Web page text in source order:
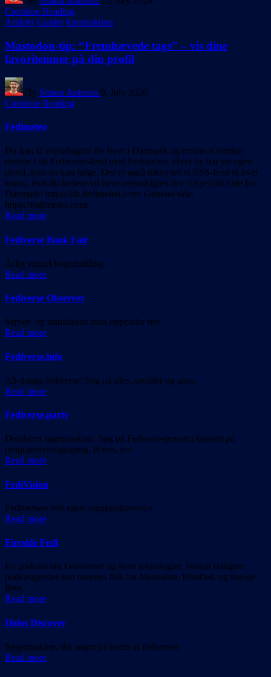
Continue Reading
Posted
Artikler Guider Introduktion
Mastodon-tip: “Fremhævede tags” – vis dine
favoritemner på din profil
Posted
by
By Simon Justesen 9. July 2026
Continue Reading
Fedimeteo
Du kan få vejrudsigten for byer i Danmark og resten af verden
direkte i dit Fediverse-feed med Fedimeteo. Hver by har sin egen
profil, som du kan følge. Der er også tilknyttet et RSS-feed til hver
konto, hvis du hellere vil have vejrudsigten der :) Specifik side for
Danmark: https://dk.fedimeteo.com/ Generel side:
https://fedimeteo.com/
Read more
Fediverse Book Fair
Årlig virtuel bogudstilling
Read more
Fediverse Observer
Server- og statistiksite med oppetider osv.
Read more
Fediverse.info
All-things fediverse: Søg på sites, profiler og apps.
Read more
Fediverse.party
Detaljeret søgemaskine. Søg på Fedivers-tjenester baseret på
programmeringssprog, licens, mv.
Read more
FediVision
Fediversets helt egen sangkonkurrence
Read more
Fireside Fedi
En podcast om Fediverset og åbne teknologier. Blandt tidligere
podcastgæster kan nævnes folk fra Mastodon, Pixelfed, og mange
flere.
Read more
Holos Discover
Søgemaskine, der søger på tværs af fediverset
Read more